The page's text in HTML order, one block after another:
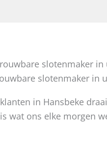
slotenmaker in
in Hansbeke
wat ons elke morgen